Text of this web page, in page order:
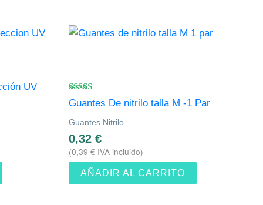
UV
Valorado
con
de 5
Guantes De nitrilo talla M -1 Par
Guantes Nitrilo
0,32 €
(0,39 € IVA incluido)
AÑADIR AL CARRITO